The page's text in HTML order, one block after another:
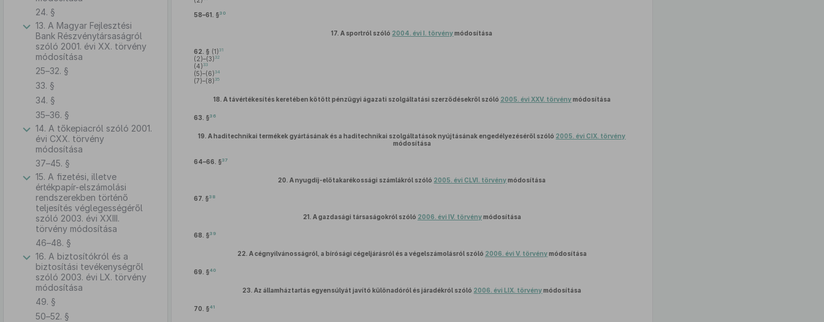
24. §
13. A Magyar Fejlesztési
Bank Részvénytársaságról
szóló 2001. évi XX. törvény
módosítása
25–32. §
33. §
34. §
35–36. §
14. A tőkepiacról szóló 2001.
évi CXX. törvény
módosítása
37–45. §
15. A fizetési, illetve
értékpapír-elszámolási
rendszerekben történő
teljesítés véglegességéről
szóló 2003. évi XXIII.
törvény módosítása
46–48. §
16. A biztosítókról és a
biztosítási tevékenységről
szóló 2003. évi LX. törvény
módosítása
49. §
50–52. §
58–61. §30
17. A sportról szóló 2004. évi I. törvénymódosítása
62. § (1) 31
(2)–(3) 32
(4) 33
(5)–(6) 34
(7)–(8) 35
18. A távértékesítés keretében kötött pénzügyi ágazati szolgáltatási szerződésekről szóló 2005. évi XXV. törvénymódosítása
63. §36
19. A haditechnikai termékek gyártásának és a haditechnikai szolgáltatások nyújtásának engedélyezéséről szóló 2005. évi CIX. törvény
módosítása
64–66. §37
20. A nyugdíj-előtakarékossági számlákról szóló 2005. évi CLVI. törvénymódosítása
67. §38
21. A gazdasági társaságokról szóló 2006. évi IV. törvénymódosítása
68. §39
22. A cégnyilvánosságról, a bírósági cégeljárásról és a végelszámolásról szóló 2006. évi V. törvénymódosítása
69. §40
23. Az államháztartás egyensúlyát javító különadóról és járadékról szóló 2006. évi LIX. törvénymódosítása
70. §41